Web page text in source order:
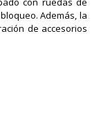
Además, la
de accesorios